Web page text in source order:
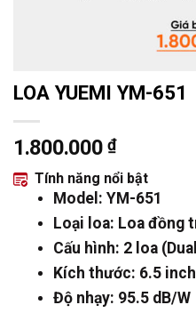
LOA YUEMI YM-651
1.800.000 ₫
Tính năng nổi bật
Model: YM-651
Loại loa: Loa đồng
Cấu hình: 2 loa
Kích thước: 6.5 inch
Độ nhạy: 95.5 dB/W